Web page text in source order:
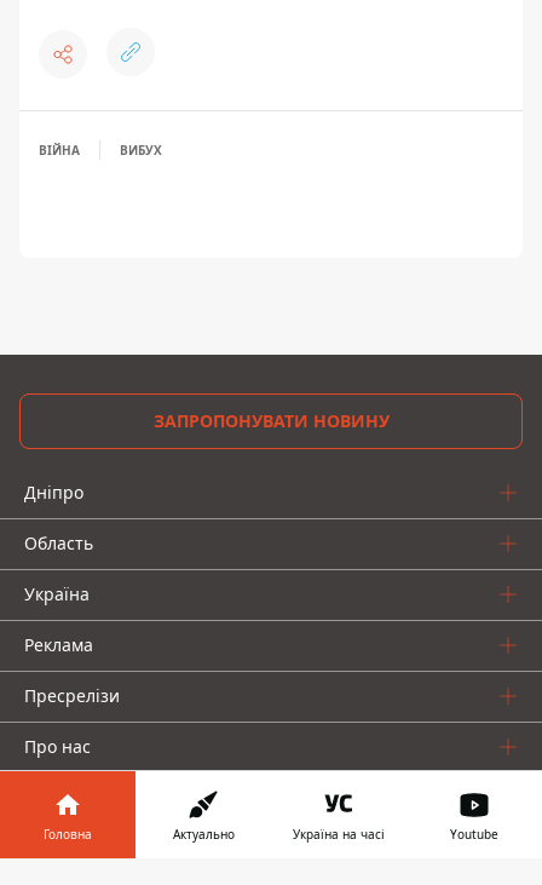
ВІЙНА ВИБУХ
ЗАПРОПОНУВАТИ НОВИНУ
Дніпро
Область
Україна
Реклама
Пресрелізи
Про нас
Головна Актуально Україна на часі Youtube